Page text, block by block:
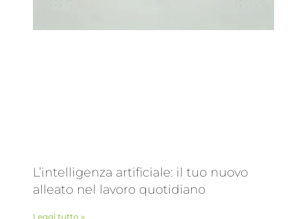
L’intelligenza artificiale: il tuo nuovo
alleato nel lavoro quotidiano
Leggi tutto »